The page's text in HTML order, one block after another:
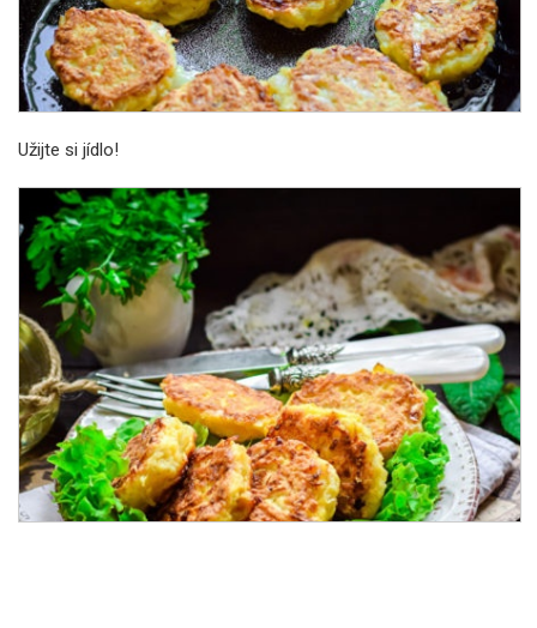
Užijte si jídlo!